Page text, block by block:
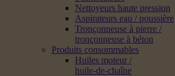
Nettoyeurs haute pression
Aspirateurs eau / poussière
Tronçonneuse à pierre /
tronçonneuse à béton
Produits consommables
Huiles moteur /
huile-de-chaîne